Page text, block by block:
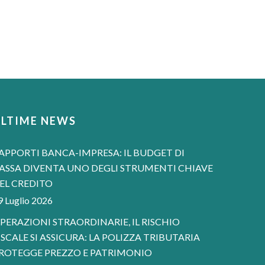
NEWS
BANCA-IMPRESA: IL BUDGET DI
DIVENTA UNO DEGLI STRUMENTI CHIAVE
CREDITO
Luglio 2026
STRAORDINARIE, IL RISCHIO
SI ASSICURA: LA POLIZZA TRIBUTARIA
PREZZO E PATRIMONIO